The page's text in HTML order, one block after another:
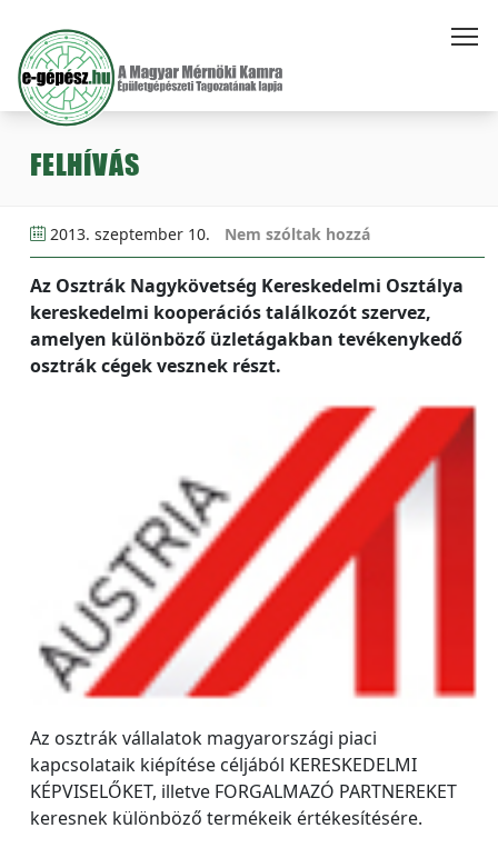
FELHÍVÁS
2013. szeptember 10. Nem szóltak hozzá
Az Osztrák Nagykövetség Kereskedelmi Osztálya
kereskedelmi kooperációs találkozót szervez,
amelyen különböző üzletágakban tevékenykedő
osztrák cégek vesznek részt.
Az osztrák vállalatok magyarországi piaci
kapcsolataik kiépítése céljából KERESKEDELMI
KÉPVISELŐKET, illetve FORGALMAZÓ PARTNEREKET
keresnek különböző termékeik értékesítésére.